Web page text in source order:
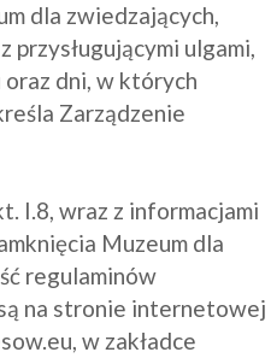
dla zwiedzających,
ulgami,
dni, w których
Zarządzenie
I.8, wraz z informacjami
Muzeum dla
regulaminów
na stronie internetowej
w zakładce